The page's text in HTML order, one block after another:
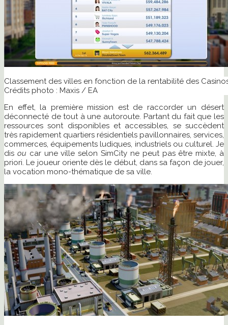
Classement des villes en fonction de la rentabilité des
Crédits photo : Maxis / EA
En effet, la première mission est de raccorder un désert
déconnecté de tout à une autoroute. Partant du fait que les
ressources sont disponibles et accessibles, se succèdent
très rapidement quartiers résidentiels pavillonnaires, services,
commerces, équipements ludiques, industriels ou culturel. Je
dis ou car une ville selon SimCity ne peut pas être mixte, à
priori. Le joueur oriente dès le début, dans sa façon de jouer,
la vocation mono-thématique de sa ville.